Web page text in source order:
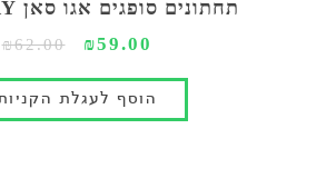
תחתונים סופגים אגו סאן L5 X-DRY
₪59.00
₪62.00